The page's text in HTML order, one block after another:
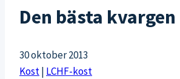
Den bästa kvargen
30 oktober 2013
Kost| LCHF-kost